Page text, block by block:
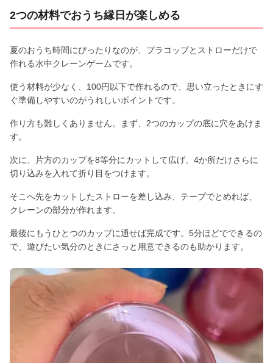
2つの材料でおうち縁日が楽しめる
夏のおうち時間にぴったりなのが、プラコップとストローだけで
作れる水中クレーンゲームです。
使う材料が少なく、100円以下で作れるので、思い立ったときにす
ぐ準備しやすいのがうれしいポイントです。
作り方も難しくありません。まず、2つのカップの底に穴をあけま
す。
次に、片方のカップを8等分にカットして広げ、4か所だけさらに
切り込みを入れて折り目をつけます。
そこへ先をカットしたストローを差し込み、テープでとめれば、
クレーンの部分が作れます。
最後にもうひとつのカップに通せば完成です。5分ほどでできるの
で、遊びたい気分のときにさっと用意できるのも助かります。